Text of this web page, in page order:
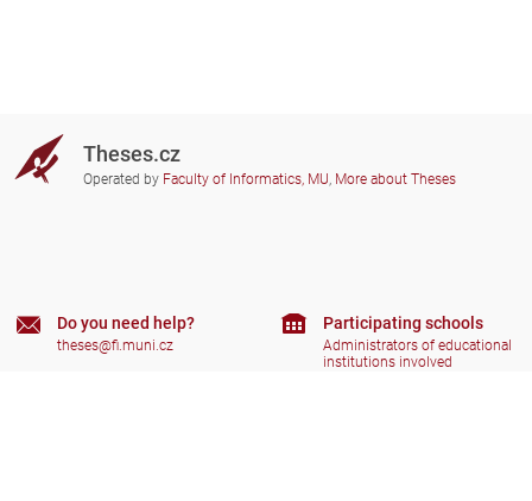
Theses.cz
Operated by Faculty of Informatics, MU, More about Theses
Do you need help?
theses@fi.muni.cz
Participating schools
Administrators of educational
institutions involved